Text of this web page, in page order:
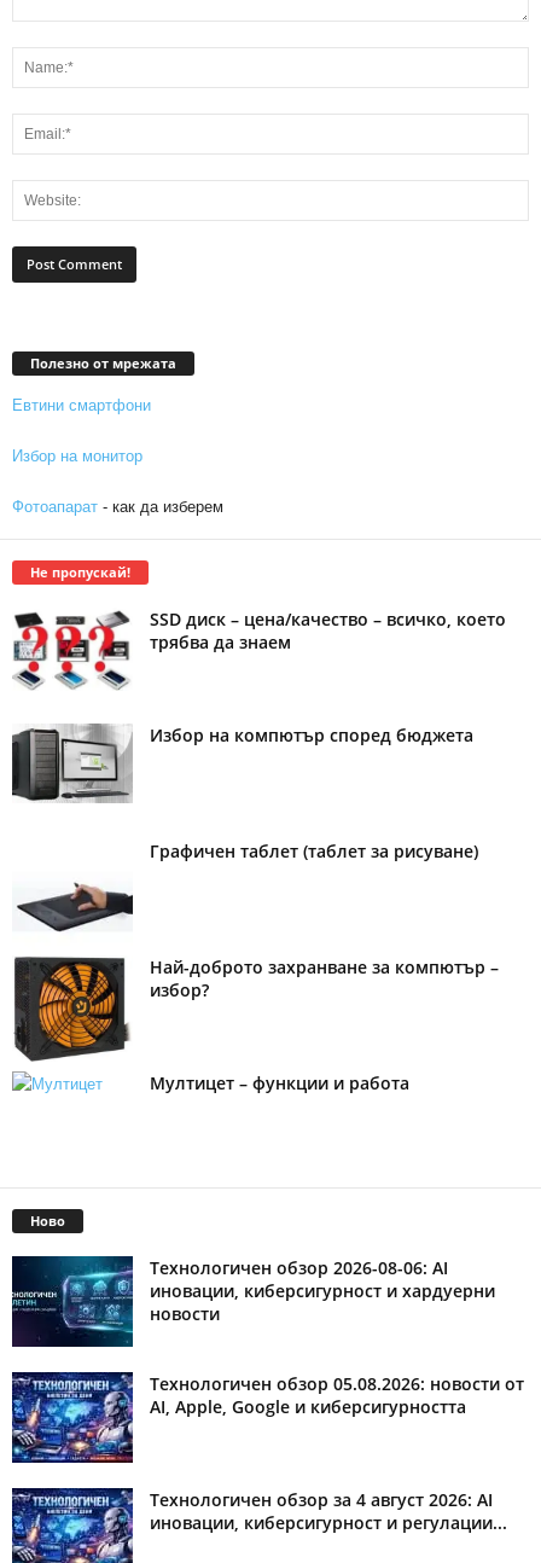
Полезно от мрежата
Евтини смартфони
Избор на монитор
Фотоапарат - как да изберем
Не пропускай!
SSD диск – цена/качество – всичко, което
трябва да знаем
Избор на компютър според бюджета
Графичен таблет (таблет за рисуване)
Най-доброто захранване за компютър –
избор?
Мултицет – функции и работа
Ново
Технологичен обзор 2026-08-06: AI
иновации, киберсигурност и хардуерни
новости
Технологичен обзор 05.08.2026: новости от
AI, Apple, Google и киберсигурността
Технологичен обзор за 4 август 2026: AI
иновации, киберсигурност и регулации...